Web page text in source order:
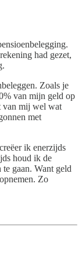
had gezet,
Zoals je
van mijn geld op
van mij wel wat
met
ik enerzijds
houd ik de
gaan. Want geld
Zo